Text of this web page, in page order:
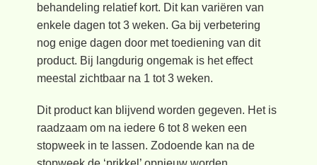
behandeling relatief kort. Dit kan variëren van
enkele dagen tot 3 weken. Ga bij verbetering
nog enige dagen door met toediening van dit
product. Bij langdurig ongemak is het effect
meestal zichtbaar na 1 tot 3 weken.
Dit product kan blijvend worden gegeven. Het is
raadzaam om na iedere 6 tot 8 weken een
stopweek in te lassen. Zodoende kan na de